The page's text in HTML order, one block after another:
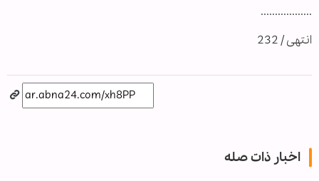
..................
انتهى / 232
اخبار ذات صله